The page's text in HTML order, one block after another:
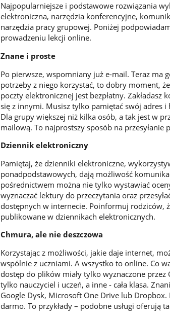
Najpopularniejsze i podstawowe rozwiązania
elektroniczna, narzędzia konferencyjne,
narzędzia pracy grupowej. Poniżej
prowadzeniu lekcji online.
Znane i proste
Po pierwsze, wspomniany już e-mail. Teraz ma
potrzeby z niego korzystać, to dobry moment,
poczty elektronicznej jest bezpłatny. Zakładasz
się z innymi. Musisz tylko pamiętać swój adres i
Dla grupy większej niż kilka osób, a tak jest w
mailową. To najprostszy sposób na przesyłanie
Dziennik elektroniczny
Pamiętaj, że dzienniki elektroniczne,
ponadpodstawowych, dają możliwość
pośrednictwem można nie tylko wystawiać
wyznaczać lektury do przeczytania oraz
dostępnych w internecie. Poinformuj rodziców,
publikowane w dziennikach elektronicznych.
Chmura, ale nie deszczowa
Korzystając z możliwości, jakie daje internet,
wspólnie z uczniami. A wszystko to online. Co
dostęp do plików miały tylko wyznaczone
tylko nauczyciel i uczeń, a inne - cała klasa.
Google Dysk, Microsoft One Drive lub
darmo. To przykłady – podobne usługi oferują